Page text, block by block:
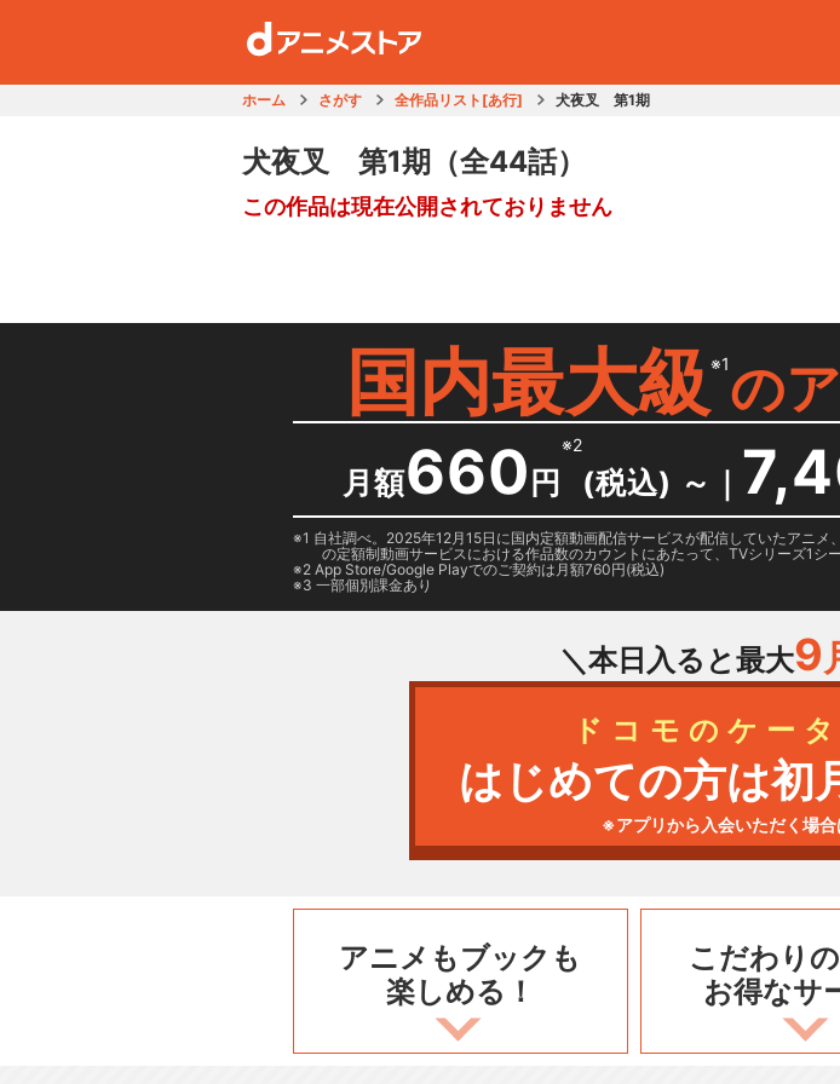
ホーム さがす 全作品リスト[あ行] 犬夜叉 第1期
犬夜叉 第1期 （全44話）
この作品は現在公開されておりません
国内最大級 ※1の
月額660 円
※2
(税込) ～ ｜
1 自社調べ。2025年12月15日に国内定額動画配信サービスが配信していたアニ
の定額制動画サービスにおける作品数のカウントにあたって、TVシリーズ1シ
2 App Store/Google Playでのご契約は月額760円(税込)
3 一部個別課金あり
＼本日入ると最大9
ドコモのケー
はじめての方は初
※アプリから入会いただく場
アニメもブックも
楽しめる！
こだわり
お得なサ